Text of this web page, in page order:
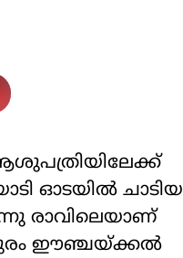
ഓടയില്‍ ചാടിയ
രാവിലെയാണ്
ഈഞ്ചയ്ക്കല്‍